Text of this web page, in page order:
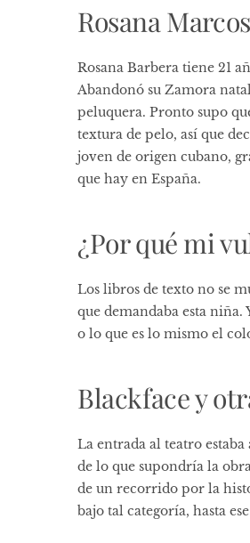
Rosana
Rosana Barbera tiene 21
Abandonó su Zamora
peluquera. Pronto supo
textura de pelo, así que
joven de origen cubano,
que hay en España.
¿Por qué mi
Los libros de texto no se
que demandaba esta
o lo que es lo mismo el
Blackface y
La entrada al teatro
de lo que supondría la
de un recorrido por la
bajo tal categoría, hasta